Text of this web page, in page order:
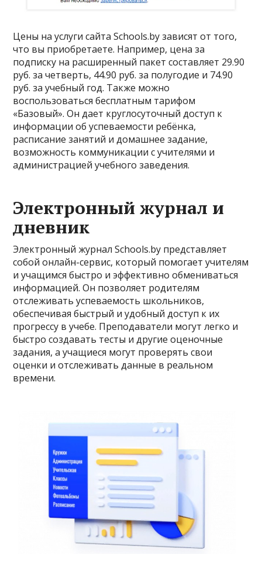
Цены на услуги сайта Schools.by зависят от того,
что вы приобретаете. Например, цена за
подписку на расширенный пакет составляет 29.90
руб. за четверть, 44.90 руб. за полугодие и 74.90
руб. за учебный год. Также можно
воспользоваться бесплатным тарифом
«Базовый». Он дает круглосуточный доступ к
информации об успеваемости ребёнка,
расписание занятий и домашнее задание,
возможность коммуникации с учителями и
администрацией учебного заведения.
Электронный журнал и
дневник
Электронный журнал Schools.by представляет
собой онлайн-сервис, который помогает учителям
и учащимся быстро и эффективно обмениваться
информацией. Он позволяет родителям
отслеживать успеваемость школьников,
обеспечивая быстрый и удобный доступ к их
прогрессу в учебе. Преподаватели могут легко и
быстро создавать тесты и другие оценочные
задания, а учащиеся могут проверять свои
оценки и отслеживать данные в реальном
времени.